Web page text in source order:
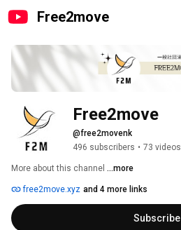
Free2move
Free2move
@free2movenk
496 subscribers • 73 videos
More about this channel ...more
free2move.xyz and 4 more links
Subscribe